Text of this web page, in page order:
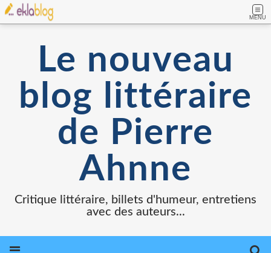
MENU
Le nouveau
blog littéraire
de Pierre
Ahnne
Critique littéraire, billets d'humeur, entretiens
avec des auteurs...